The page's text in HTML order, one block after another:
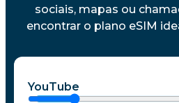
sociais, mapas ou
encontrar o plano eSIM
YouTube